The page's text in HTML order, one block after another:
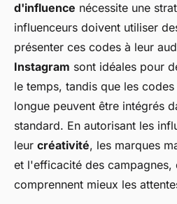
d'influence nécessite une
influenceurs doivent utiliser
présenter ces codes à leur
Instagram sont idéales pour
le temps, tandis que les
longue peuvent être intégrés
standard. En autorisant les
leur créativité, les marques
et l'efficacité des campagnes,
comprennent mieux les